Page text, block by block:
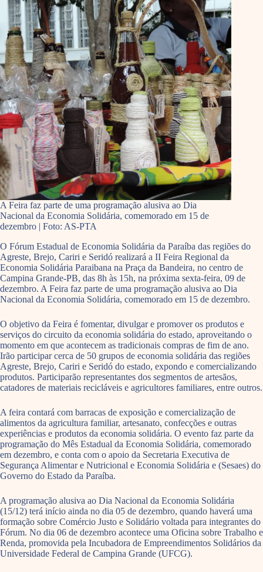
A Feira faz parte de uma programação alusiva ao Dia
Nacional da Economia Solidária, comemorado em 15 de
dezembro | Foto: AS-PTA
O Fórum Estadual de Economia Solidária da Paraíba das regiões do
Agreste, Brejo, Cariri e Seridó realizará a II Feira Regional da
Economia Solidária Paraibana na Praça da Bandeira, no centro de
Campina Grande-PB, das 8h às 15h, na próxima sexta-feira, 09 de
dezembro. A Feira faz parte de uma programação alusiva ao Dia
Nacional da Economia Solidária, comemorado em 15 de dezembro.
O objetivo da Feira é fomentar, divulgar e promover os produtos e
serviços do circuito da economia solidária do estado, aproveitando o
momento em que acontecem as tradicionais compras de fim de ano.
Irão participar cerca de 50 grupos de economia solidária das regiões
Agreste, Brejo, Cariri e Seridó do estado, expondo e comercializando
produtos. Participarão representantes dos segmentos de artesãos,
catadores de materiais recicláveis e agricultores familiares, entre outros.
A feira contará com barracas de exposição e comercialização de
alimentos da agricultura familiar, artesanato, confecções e outras
experiências e produtos da economia solidária. O evento faz parte da
programação do Mês Estadual da Economia Solidária, comemorado
em dezembro, e conta com o apoio da Secretaria Executiva de
Segurança Alimentar e Nutricional e Economia Solidária e (Sesaes) do
Governo do Estado da Paraíba.
A programação alusiva ao Dia Nacional da Economia Solidária
(15/12) terá início ainda no dia 05 de dezembro, quando haverá uma
formação sobre Comércio Justo e Solidário voltada para integrantes do
Fórum. No dia 06 de dezembro acontece uma Oficina sobre Trabalho e
Renda, promovida pela Incubadora de Empreendimentos Solidários da
Universidade Federal de Campina Grande (UFCG).